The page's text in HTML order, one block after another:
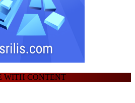
WITH CONTENT